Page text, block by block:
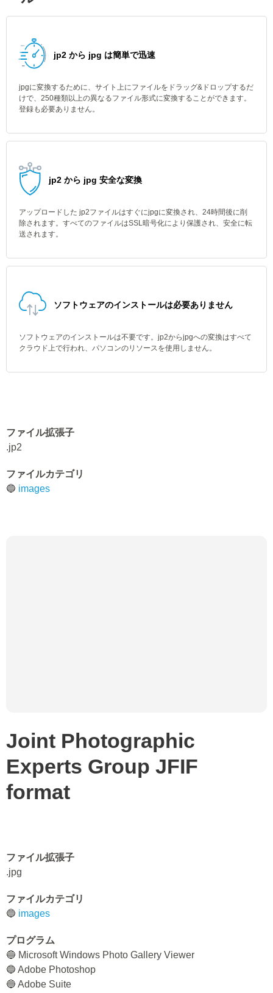
jp2 から jpg は簡単で迅速
jpgに変換するために、サイト上にファイルをドラッグ&ドロップするだ
けで、250種類以上の異なるファイル形式に変換することができます。
登録も必要ありません。
jp2 から jpg 安全な変換
アップロードした jp2ファイルはすぐにjpgに変換され、24時間後に削
除されます。すべてのファイルはSSL暗号化により保護され、安全に転
送されます。
ソフトウェアのインストールは必要ありません
ソフトウェアのインストールは不要です。jp2からjpgへの変換はすべて
クラウド上で行われ、パソコンのリソースを使用しません。
ファイル拡張子
.jp2
ファイルカテゴリ
🔵 images
Joint Photographic
Experts Group JFIF
format
ファイル拡張子
.jpg
ファイルカテゴリ
🔵 images
プログラム
🔵 Microsoft Windows Photo Gallery Viewer
🔵 Adobe Photoshop
🔵 Adobe Suite